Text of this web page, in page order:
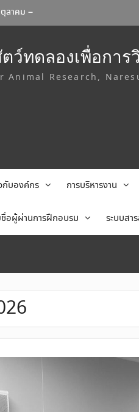
ลาคม –
ร
Institute
เชียงใหม่ ลง
อบความ
านสากล
ว์ทดลองเพื่อการ
Animal Research,
กับองค์กร การบริหารงาน
ชื่อผู้ผ่านการฝึกอบรม ระบบสา